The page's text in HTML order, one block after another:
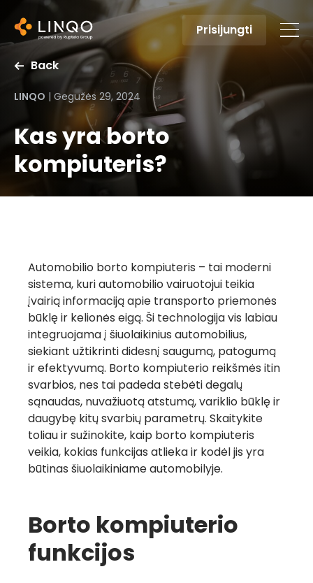
Prisijungti
Back
LINQO | Gegužės 29, 2024
Kas yra borto
kompiuteris?
Automobilio borto kompiuteris – tai moderni
sistema, kuri automobilio vairuotojui teikia
įvairią informaciją apie transporto priemonės
būklę ir kelionės eigą. Ši technologija vis labiau
integruojama į šiuolaikinius automobilius,
siekiant užtikrinti didesnį saugumą, patogumą
ir efektyvumą. Borto kompiuterio reikšmės itin
svarbios, nes tai padeda stebėti degalų
sąnaudas, nuvažiuotą atstumą, variklio būklę ir
daugybę kitų svarbių parametrų. Skaitykite
toliau ir sužinokite, kaip borto kompiuteris
veikia, kokias funkcijas atlieka ir kodėl jis yra
būtinas šiuolaikiniame automobilyje.
Borto kompiuterio
funkcijos